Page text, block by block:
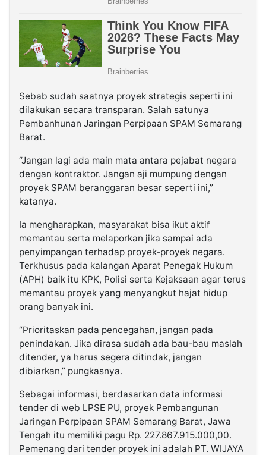
Sebab sudah saatnya proyek strategis seperti ini
dilakukan secara transparan. Salah satunya
Pembanhunan Jaringan Perpipaan SPAM Semarang
Barat.
“Jangan lagi ada main mata antara pejabat negara
dengan kontraktor. Jangan aji mumpung dengan
proyek SPAM beranggaran besar seperti ini,”
katanya.
Ia mengharapkan, masyarakat bisa ikut aktif
memantau serta melaporkan jika sampai ada
penyimpangan terhadap proyek-proyek negara.
Terkhusus pada kalangan Aparat Penegak Hukum
(APH) baik itu KPK, Polisi serta Kejaksaan agar terus
memantau proyek yang menyangkut hajat hidup
orang banyak ini.
“Prioritaskan pada pencegahan, jangan pada
penindakan. Jika dirasa sudah ada bau-bau maslah
ditender, ya harus segera ditindak, jangan
dibiarkan,” pungkasnya.
Sebagai informasi, berdasarkan data informasi
tender di web LPSE PU, proyek Pembangunan
Jaringan Perpipaan SPAM Semarang Barat, Jawa
Tengah itu memiliki pagu Rp. 227.867.915.000,00.
Pemenang dari tender proyek ini adalah PT. WIJAYA